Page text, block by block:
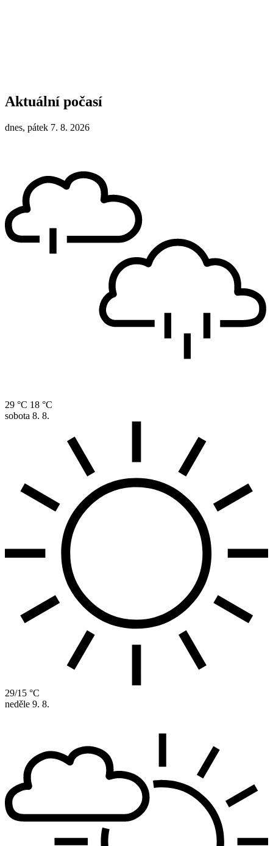
Aktuální počasí
dnes, pátek 7. 8. 2026
29 °C 18 °C
sobota 8. 8.
29/15 °C
neděle 9. 8.